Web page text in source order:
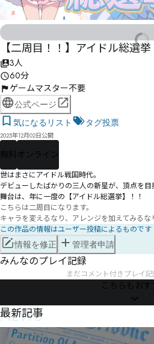
【二周目！！】アイドル総選挙
3人
60分
ゲームマスター不要
公式ページ
気になるリスト
タグ投票
2025年12月02日公開
無料 オンライン
――世はまさにアイドル戦国時代。
デビューしたばかりの三人の新星が、頂点を目
こちらは二周目になります。
キャラを変えるなり、アレンジを加えてみるな
この作品の情報はユーザー投稿によるものです
情報を修正 管理者申請
みんなのプレイ記録
まだコメント付きプレイ
こちらもおす
NEWS
最新記事